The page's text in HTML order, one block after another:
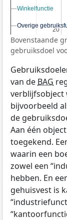
20
20
Winkelfunctie
Winkelfunctie
Overige
Overige
Bovenstaande
gebruiksdoel
van de BAG
verblijfsobject
bijvoorbeeld
de
Aan één
toegekend.
waarin een
zowel een
hebben. En
gehuisvest is